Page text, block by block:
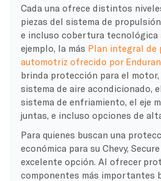
Cada una ofrece distintos
piezas del sistema de
e incluso cobertura tecnológica
ejemplo, la más Plan integral de
automotriz ofrecido por
brinda protección para el
sistema de aire acondicionado,
sistema de enfriamiento, el eje
juntas, e incluso opciones de
Para quienes buscan una
económica para su Chevy,
excelente opción. Al ofrecer
componentes más importantes